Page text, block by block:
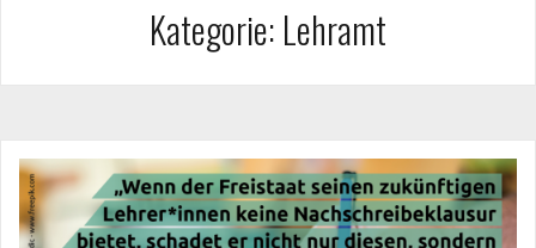
Kategorie: Lehramt